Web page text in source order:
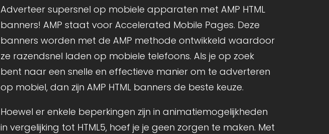
Adverteer supersnel op mobiele apparaten met AMP HTML
banners! AMP staat voor Accelerated Mobile Pages. Deze
banners worden met de AMP methode ontwikkeld waardoor
ze razendsnel laden op mobiele telefoons. Als je op zoek
bent naar een snelle en effectieve manier om te adverteren
op mobiel, dan zijn AMP HTML banners de beste keuze.
Hoewel er enkele beperkingen zijn in animatiemogelijkheden
in vergelijking tot HTML5, hoef je je geen zorgen te maken. Met